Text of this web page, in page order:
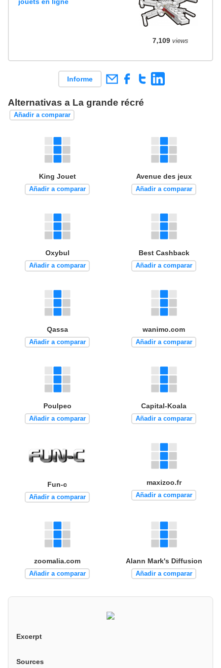
7,109views
Informe
Alternativas a La grande récré
Añadir a comparar
King Jouet
Añadir a comparar
Avenue des jeux
Añadir a comparar
Oxybul
Añadir a comparar
Best Cashback
Añadir a comparar
Qassa
Añadir a comparar
wanimo.com
Añadir a comparar
Poulpeo
Añadir a comparar
Capital-Koala
Añadir a comparar
Fun-c
Añadir a comparar
maxizoo.fr
Añadir a comparar
zoomalia.com
Añadir a comparar
Alann Mark's Diffusion
Añadir a comparar
Excerpt
Sources